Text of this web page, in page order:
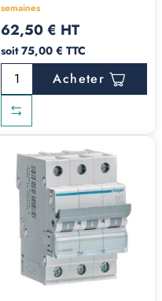
semaines
62,50 € HT
soit 75,00 € TTC
Acheter